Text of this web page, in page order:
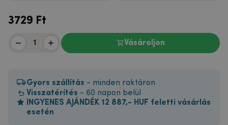
3729 Ft
Vásároljon
Gyors szállítás - minden raktáron
Visszatérítés - 60 napon belül
INGYENES AJÁNDÉK 12 887,- HUF feletti vásárlás
esetén